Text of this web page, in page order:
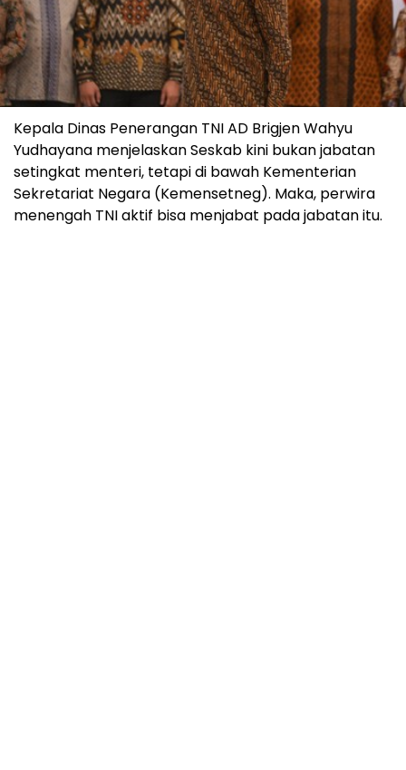
Kepala Dinas Penerangan TNI AD Brigjen Wahyu
Yudhayana menjelaskan Seskab kini bukan jabatan
setingkat menteri, tetapi di bawah Kementerian
Sekretariat Negara (Kemensetneg). Maka, perwira
menengah TNI aktif bisa menjabat pada jabatan itu.